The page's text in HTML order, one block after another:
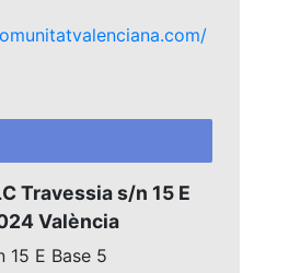
Travessia s/n 15 E
València
15 E Base 5